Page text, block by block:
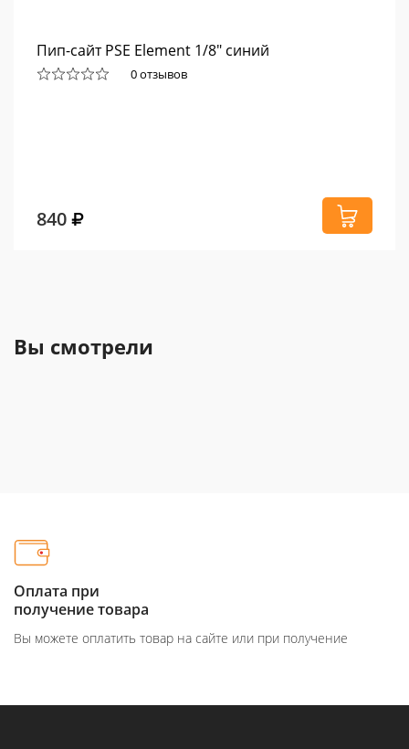
Пип-сайт PSE Element 1/8" синий
0 отзывов
840
Вы смотрели
Оплата при
получение товара
Вы можете оплатить товар на сайте или при получение